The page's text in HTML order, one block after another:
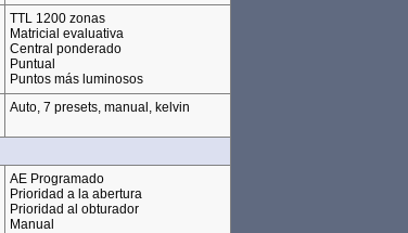
TTL 1200 zonas
Matricial evaluativa
Central ponderado
Puntual
Puntos más luminosos
Auto, 7 presets, manual, kelvin
AE Programado
Prioridad a la abertura
Prioridad al obturador
Manual